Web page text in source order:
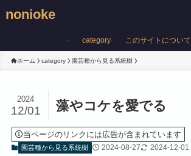
nonioke
category このサイトについて
ホーム category 園芸種から見る系統樹
藻やコケを愛でる
2024
12/01
当ページのリンクには広告が含まれています
園芸種から見る系統樹 2024-08-27 2024-12-01